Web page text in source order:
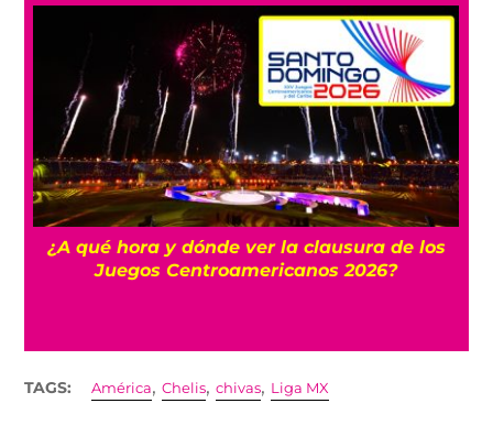
¿A qué hora y dónde ver la clausura de los
Juegos Centroamericanos 2026?
TAGS: América,Chelis,chivas, Liga MX